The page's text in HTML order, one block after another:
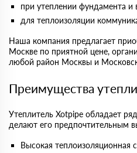
при утеплении фундамента и
для теплоизоляции
Наша компания предлагает
Москве по приятной цене,
любой район Москвы и
Преимущества
Утеплитель Xotpipe обладает
делают его предпочтительным
Высокая теплоизоляционная